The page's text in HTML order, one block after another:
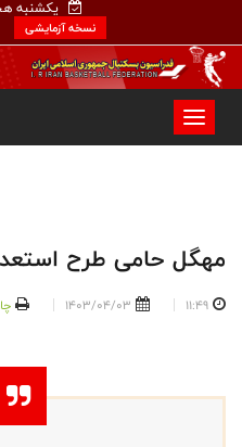
یکشنبه
نسخه آزمایشی
مهگل حامی طرح
11:49
1403/04/03